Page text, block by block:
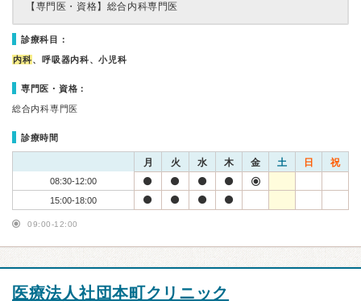
【専門医・資格】 総合内科専門医
診療科目：
内科、呼吸器内科、小児科
専門医・資格：
総合内科専門医
診療時間
月 火 水 木 金 土 日 祝
08:30-12:00
15:00-18:00
09:00-12:00
医療法人社団本町クリニック